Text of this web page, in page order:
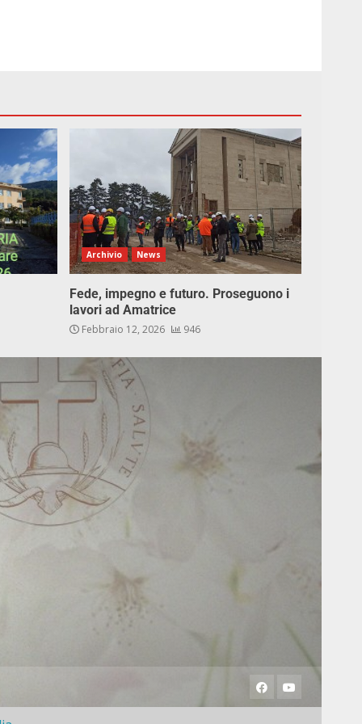
Archivio News
Fede, impegno e futuro. Proseguono i
lavori ad Amatrice
Febbraio 12, 2026 946